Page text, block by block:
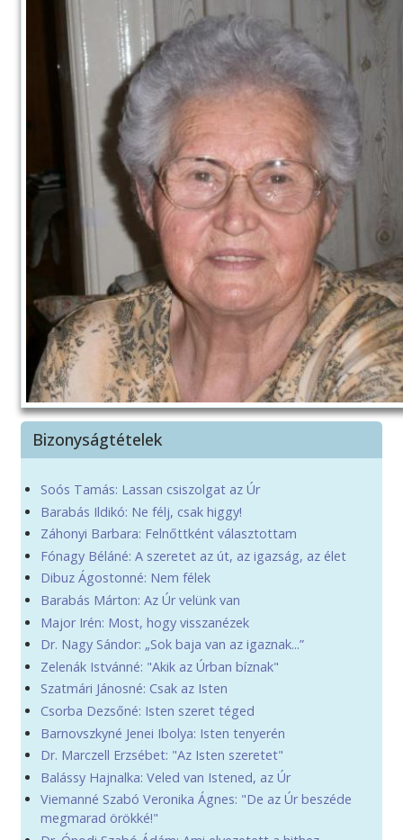
Bizonyságtételek
Soós Tamás: Lassan csiszolgat az Úr
Barabás Ildikó: Ne félj, csak higgy!
Záhonyi Barbara: Felnőttként választottam
Fónagy Béláné: A szeretet az út, az igazság, az élet
Dibuz Ágostonné: Nem félek
Barabás Márton: Az Úr velünk van
Major Irén: Most, hogy visszanézek
Dr. Nagy Sándor: „Sok baja van az igaznak...”
Zelenák Istvánné: "Akik az Úrban bíznak"
Szatmári Jánosné: Csak az Isten
Csorba Dezsőné: Isten szeret téged
Barnovszkyné Jenei Ibolya: Isten tenyerén
Dr. Marczell Erzsébet: "Az Isten szeretet"
Balássy Hajnalka: Veled van Istened, az Úr
Viemanné Szabó Veronika Ágnes: "De az Úr beszéde
megmarad örökké!"